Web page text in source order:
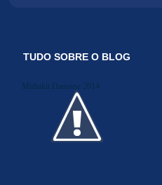
TUDO SOBRE O BLOG
Midiakit Danosse 2014